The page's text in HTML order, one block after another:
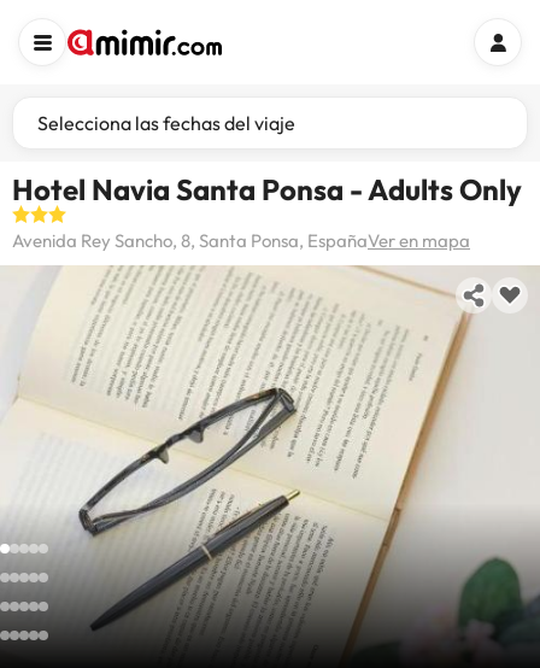
Selecciona las fechas del viaje
Hotel Navia Santa Ponsa - Adults Only
Avenida Rey Sancho, 8, Santa Ponsa, EspañaVer en mapa